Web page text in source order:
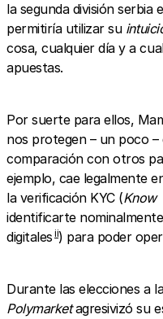
la segunda división serbia
permitiría utilizar su
cosa, cualquier día y a
apuestas.
Por suerte para ellos,
nos protegen – un poco
comparación con otros
ejemplo, cae legalmente
la verificación KYC (Know
identificarte
digitales ii) para poder
Durante las elecciones a
Polymarketagresivizó su